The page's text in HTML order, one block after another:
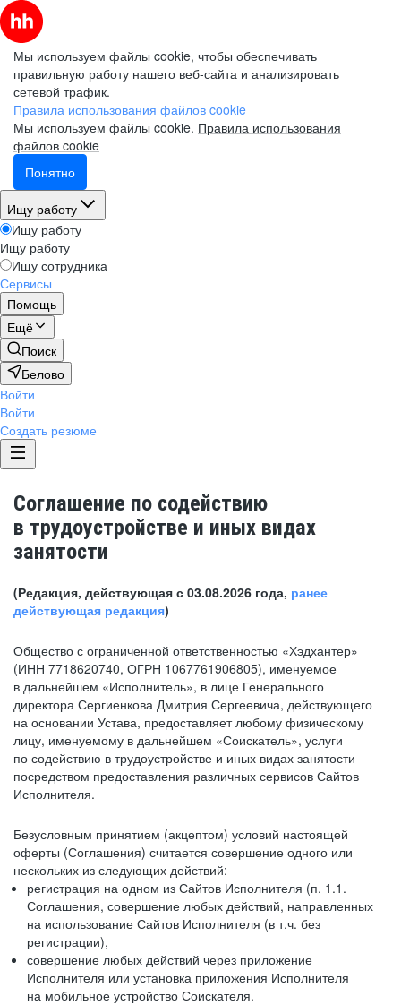
Мы используем файлы cookie, чтобы обеспечивать
правильную работу нашего веб-сайта и анализировать
сетевой трафик.
Правила использования файлов cookie
Мы используем файлы cookie. Правила использования
файлов cookie
Понятно
Ищу работу
Ищу работу
Ищу работу
Ищу сотрудника
Сервисы
Помощь
Ещё
Поиск
Белово
Войти
Войти
Создать резюме
Соглашение по содействию
в трудоустройстве и иных видах
занятости
(Редакция, действующая с 03.08.2026 года, ранее
действующая редакция)
Общество с ограниченной ответственностью «Хэдхантер»
(ИНН 7718620740, ОГРН 1067761906805), именуемое
в дальнейшем «Исполнитель», в лице Генерального
директора Сергиенкова Дмитрия Сергеевича, действующего
на основании Устава, предоставляет любому физическому
лицу, именуемому в дальнейшем «Соискатель», услуги
по содействию в трудоустройстве и иных видах занятости
посредством предоставления различных сервисов Сайтов
Исполнителя.
Безусловным принятием (акцептом) условий настоящей
оферты (Соглашения) считается совершение одного или
нескольких из следующих действий:
регистрация на одном из Сайтов Исполнителя (п. 1.1.
Соглашения, совершение любых действий, направленных
на использование Сайтов Исполнителя (в т.ч. без
регистрации),
совершение любых действий через приложение
Исполнителя или установка приложения Исполнителя
на мобильное устройство Соискателя.